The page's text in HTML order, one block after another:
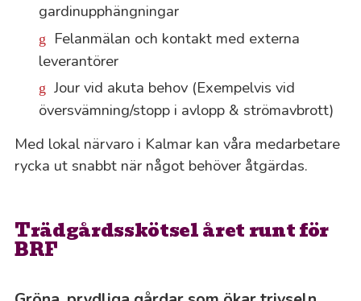
gardinupphängningar
Felanmälan och kontakt med externa
leverantörer
Jour vid akuta behov (Exempelvis vid
översvämning/stopp i avlopp & strömavbrott)
Med lokal närvaro i Kalmar kan våra medarbetare
rycka ut snabbt när något behöver åtgärdas.
Trädgårdsskötsel året runt för
BRF